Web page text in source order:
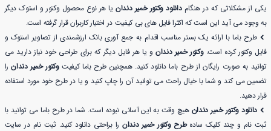
یکی از مشکلاتی که در هنگام دانلود وکتور خمیر دندان یا هر نوع محصول وکتور و استوک دیگر
به وجود می آید این است که اکثرا فایل های بی کیفیت در اختیار کاربران قرار گرفته است.
طرح باما با ارائه یک بستر مناسب اقدام به جمع آوری بانک ارزشمندی از تصاویر استوک و
فایل وکتور کرده است. وکتور خمیر دندانو یا هر فایل دیگر که برای طراحی خود نیاز دارید می
توانید به صورت رایگان از طرح باما دانلود کنید. همچنین طرح باما کیفیت وکتور خمیر دندانرا
تضمین می کند و شما با خیال راحت می توانید آن را چاپ کنید و یا در طرح خود مورد استفاده
قرار دهید.
دانلود وکتور خمیر دندان هیچ وقت به این آسانی نبوده است. شما در طرح باما می توانید با
ثبت نام و چند کلیک ساده طرح وکتور خمیر دندان را براحتی دانلود کنید. ثبت نام در سایت